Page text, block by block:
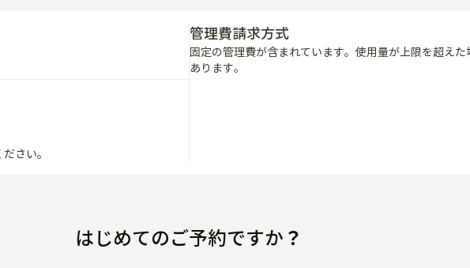
さい。
管理費請求方式
固定の管理費が含まれています。使用量が上限を超え
あります。
はじめてのご予約ですか？